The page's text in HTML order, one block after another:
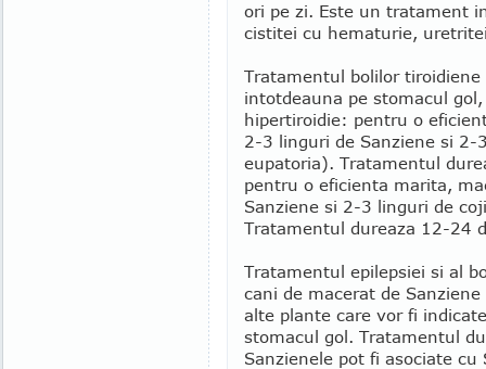
ori pe zi. Este un tratament
cistitei cu hematurie,
Tratamentul bolilor
intotdeauna pe stomacul
hipertiroidie: pentru o
2-3 linguri de Sanziene si
eupatoria). Tratamentul
pentru o eficienta marita,
Sanziene si 2-3 linguri de
Tratamentul dureaza 12-24
Tratamentul epilepsiei si al
cani de macerat de
alte plante care vor fi
stomacul gol. Tratamentul
Sanzienele pot fi asociate